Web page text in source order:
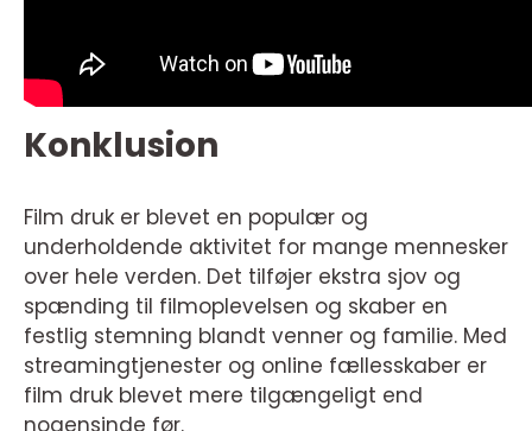
Konklusion
Film druk er blevet en populær og
underholdende aktivitet for mange mennesker
over hele verden. Det tilføjer ekstra sjov og
spænding til filmoplevelsen og skaber en
festlig stemning blandt venner og familie. Med
streamingtjenester og online fællesskaber er
film druk blevet mere tilgængeligt end